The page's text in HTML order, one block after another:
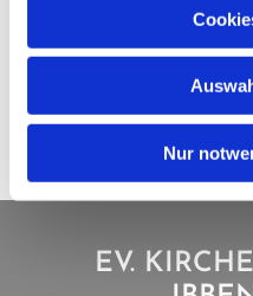
Nur
EV.